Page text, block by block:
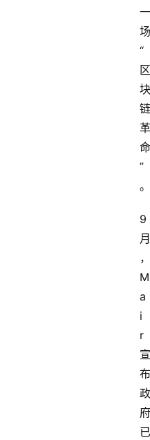
一
场
“
区
块
链
革
命
”
。
9
月
，
M
a
i
r
宣
布
政
府
已